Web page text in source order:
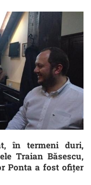
în termeni duri,
Traian Băsescu,
Ponta a fost ofițer